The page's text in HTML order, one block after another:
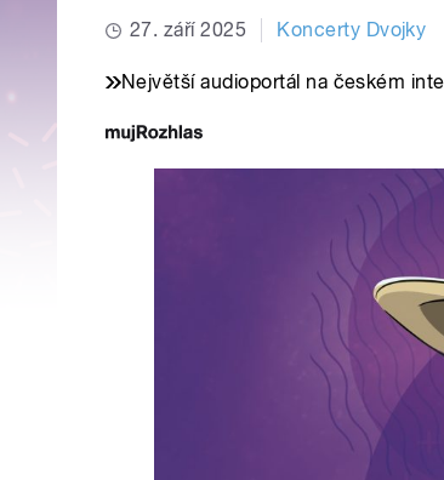
27. září 2025 Koncerty Dvojky
Největší audioportál na českém